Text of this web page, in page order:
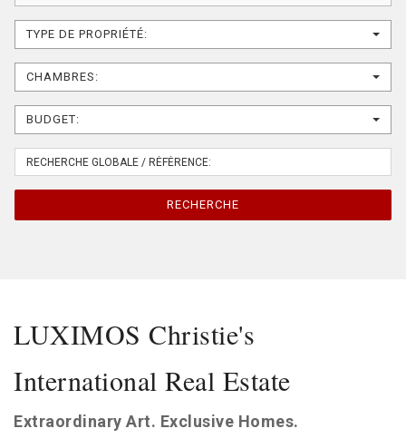
TYPE DE PROPRIÉTÉ:
CHAMBRES:
BUDGET:
RECHERCHE
LUXIMOS Christie's
International Real Estate
Extraordinary Art. Exclusive Homes.